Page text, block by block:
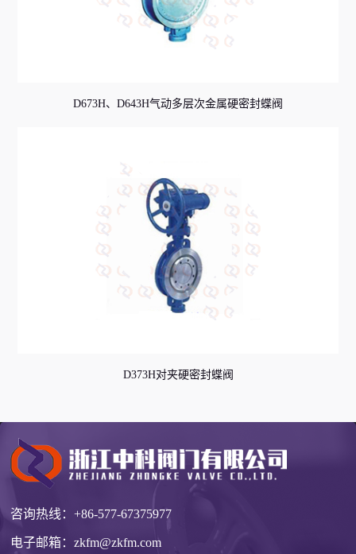
D673H、D643H气动多层次金属硬密封蝶阀
D373H对夹硬密封蝶阀
咨询热线：+86-577-67375977
电子邮箱：zkfm@zkfm.com